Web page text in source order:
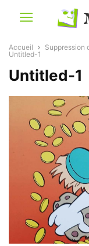
Accueil
Suppression
Untitled-1
Untitled-1